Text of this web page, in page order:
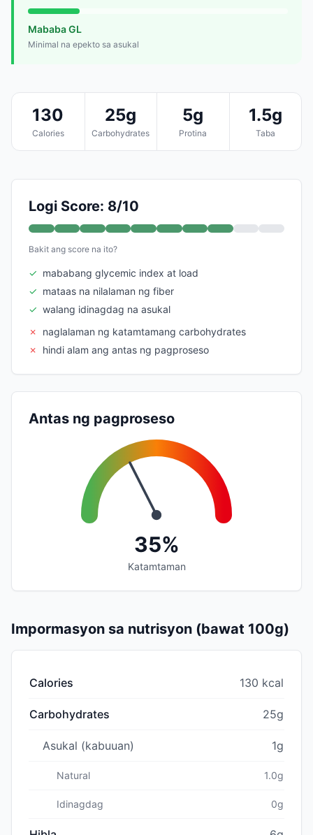
Mababa GL
Minimal na epekto sa asukal
130
Calories
25g
Carbohydrates
5g
Protina
1.5g
Taba
Logi Score: 8/10
Bakit ang score na ito?
✓ mababang glycemic index at load
✓ mataas na nilalaman ng fiber
✓ walang idinagdag na asukal
✗
naglalaman ng katamtamang carbohydrates
✗
hindi alam ang antas ng pagproseso
Antas ng pagproseso
35%
Katamtaman
Impormasyon sa nutrisyon (bawat 100g)
Calories 130 kcal
Carbohydrates 25g
Asukal (kabuuan) 1g
Natural 1.0g
Idinagdag 0g